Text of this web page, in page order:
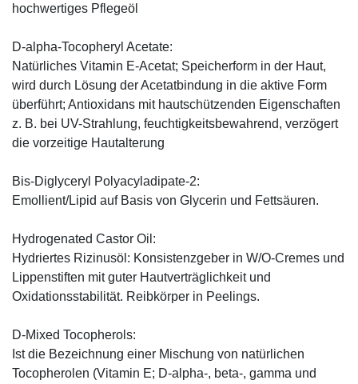
hochwertiges Pflegeöl
D-alpha-Tocopheryl Acetate:
Natürliches Vitamin E-Acetat; Speicherform in der Haut,
wird durch Lösung der Acetatbindung in die aktive Form
überführt; Antioxidans mit hautschützenden Eigenschaften
z. B. bei UV-Strahlung, feuchtigkeitsbewahrend, verzögert
die vorzeitige Hautalterung
Bis-Diglyceryl Polyacyladipate-2:
Emollient/Lipid auf Basis von Glycerin und Fettsäuren.
Hydrogenated Castor Oil:
Hydriertes Rizinusöl: Konsistenzgeber in W/O-Cremes und
Lippenstiften mit guter Hautverträglichkeit und
Oxidationsstabilität. Reibkörper in Peelings.
D-Mixed Tocopherols:
Ist die Bezeichnung einer Mischung von natürlichen
Tocopherolen (Vitamin E; D-alpha-, beta-, gamma und